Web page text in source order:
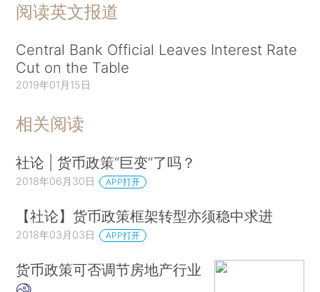
阅读英文报道
Central Bank Official Leaves Interest Rate
Cut on the Table
2019年01月15日
相关阅读
社论 | 货币政策“巨变”了吗？
2018年06月30日 APP打开
【社论】货币政策框架转型亦须稳中求进
2018年03月03日 APP打开
货币政策可否调节房地产行业